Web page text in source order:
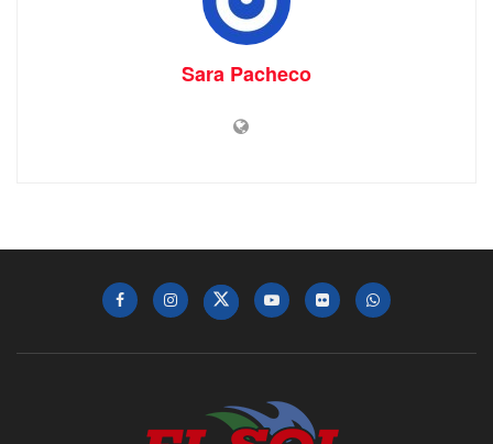
Sara Pacheco